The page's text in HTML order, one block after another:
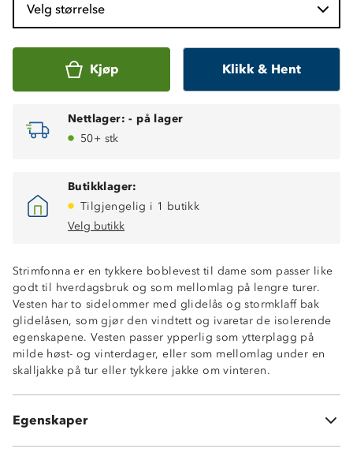
Velg størrelse
Kjøp Klikk & Hent
Nettlager: - på lager
50+ stk
Butikklager:
Tilgjengelig i 1 butikk
Velg butikk
Strimfonna er en tykkere boblevest til dame som passer like
godt til hverdagsbruk og som mellomlag på lengre turer.
Vesten har to sidelommer med glidelås og stormklaff bak
glidelåsen, som gjør den vindtett og ivaretar de isolerende
egenskapene. Vesten passer ypperlig som ytterplagg på
milde høst- og vinterdager, eller som mellomlag under en
skalljakke på tur eller tykkere jakke om vinteren.
Egenskaper
Vindtett
Isolerende
YKK-glidelås
Vannavstøtende
Stormklaff bak glidelås
Elastikk
Iso-Pad Light™